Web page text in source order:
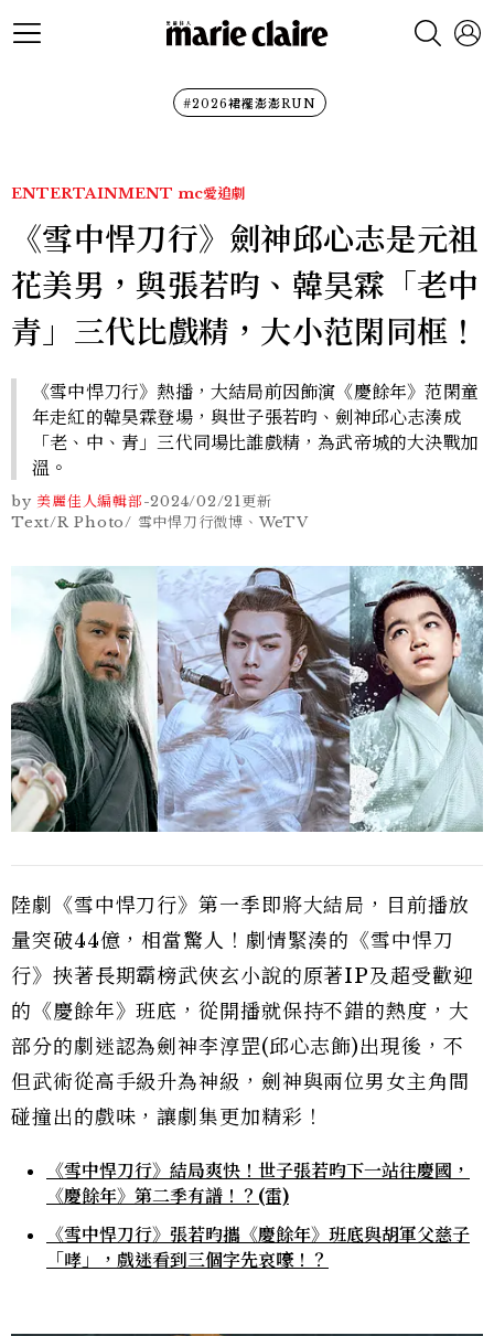
#2026裙襬澎澎RUN
ENTERTAINMENT mc愛追劇
《雪中悍刀行》劍神邱心志是元祖
花美男，與張若昀、韓昊霖「老中
青」三代比戲精，大小范閑同框！
《雪中悍刀行》熱播，大結局前因飾演《慶餘年》范閑童
年走紅的韓昊霖登場，與世子張若昀、劍神邱心志湊成
「老、中、青」三代同場比誰戲精，為武帝城的大決戰加
溫。
by 美麗佳人編輯部-2024/02/21更新
Text/R Photo/ 雪中悍刀行微博、WeTV
陸劇《雪中悍刀行》第一季即將大結局，目前播放
量突破44億，相當驚人！劇情緊湊的《雪中悍刀
行》挾著長期霸榜武俠玄小說的原著IP及超受歡迎
的《慶餘年》班底，從開播就保持不錯的熱度，大
部分的劇迷認為劍神李淳罡(邱心志飾)出現後，不
但武術從高手級升為神級，劍神與兩位男女主角間
碰撞出的戲味，讓劇集更加精彩！
《雪中悍刀行》結局爽快！世子張若昀下一站往慶國，
《慶餘年》第二季有譜！？(雷)
《雪中悍刀行》張若昀攜《慶餘年》班底與胡軍父慈子
「哮」，戲迷看到三個字先哀嚎！？